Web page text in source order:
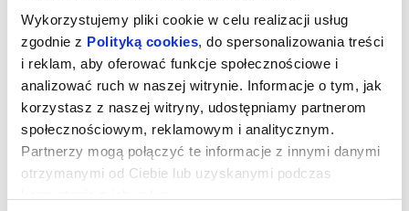
Wykorzystujemy pliki cookie w celu realizacji usług
zgodnie z Polityką cookies, do spersonalizowania treści
i reklam, aby oferować funkcje społecznościowe i
analizować ruch w naszej witrynie. Informacje o tym, jak
korzystasz z naszej witryny, udostępniamy partnerom
społecznościowym, reklamowym i analitycznym.
Partnerzy mogą połączyć te informacje z innymi danymi
otrzymanymi od Ciebie lub uzyskanymi podczas